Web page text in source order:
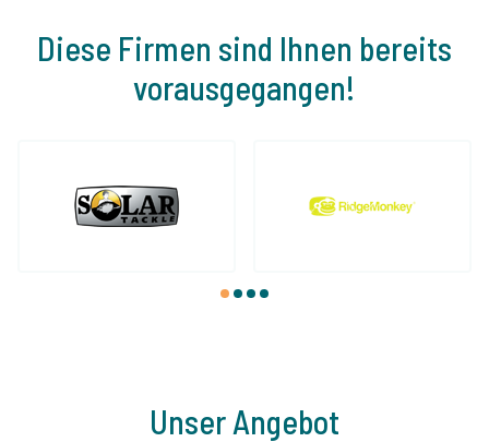
Diese Firmen sind Ihnen bereits
vorausgegangen!
1 2 3 4
Unser Angebot